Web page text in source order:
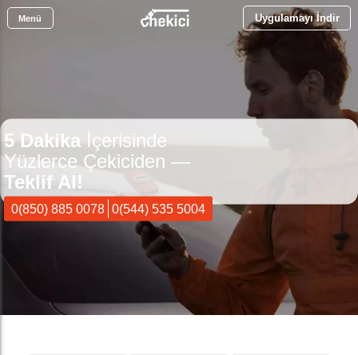
Menü Uygulamayı İndir
5 Dakika İçerisinde
Yüzlerce Çekiciden —
Teklif Al!
0(850) 885 0078 0(544) 535 5004